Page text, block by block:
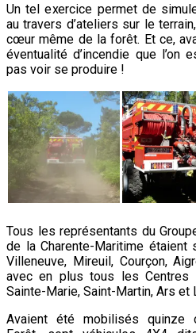
Un tel exercice permet de
au travers d’ateliers sur le
cœur même de la forêt. Et ce,
éventualité d’incendie que l’on
pas voir se produire !
Tous les représentants du
de la Charente-Maritime étaient
Villeneuve, Mireuil, Courçon,
avec en plus tous les Centres
Sainte-Marie, Saint-Martin, Ars et
Avaient été mobilisés quinze